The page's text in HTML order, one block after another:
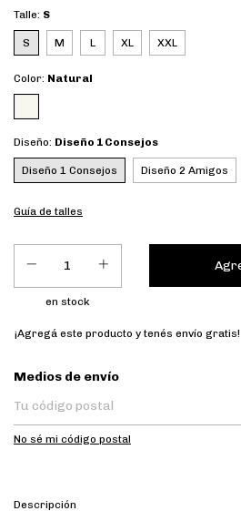
Talle: S
S M L XL XXL
Color: Natural
Diseño: Diseño 1 Consejos
Diseño 1 Consejos Diseño 2 Amigos
Guía de talles
en stock
¡Agregá este producto y tenés envío gratis!
Entregas para el CP:
Medios de envío
No sé mi código postal
Descripción